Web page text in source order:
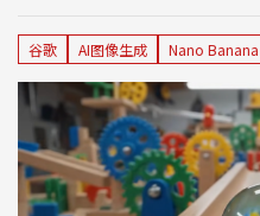
谷歌 AI图像生成 Nano